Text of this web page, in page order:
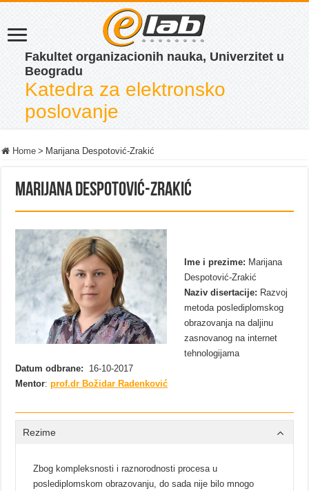
Fakultet organizacionih nauka, Univerzitet u
Beogradu
Katedra za elektronsko
poslovanje
Home > Marijana Despotović-Zrakić
Marijana Despotović-Zrakić
Ime i prezime: Marijana
Despotović-Zrakić
Naziv disertacije: Razvoj
metoda poslediplomskog
obrazovanja na daljinu
zasnovanog na internet
tehnologijama
Datum odbrane: 16-10-2017
Mentor:prof.dr Božidar Radenković
Rezime
Zbog kompleksnosti i raznorodnosti procesa u
poslediplomskom obrazovanju, do sada nije bilo mnogo